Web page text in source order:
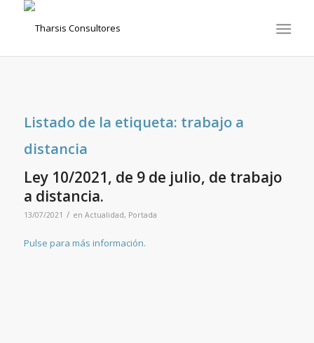
Listado de la etiqueta: trabajo a
distancia
Ley 10/2021, de 9 de julio, de trabajo
a distancia.
13/07/2021 / en Actualidad, Portada
Pulse para más información.